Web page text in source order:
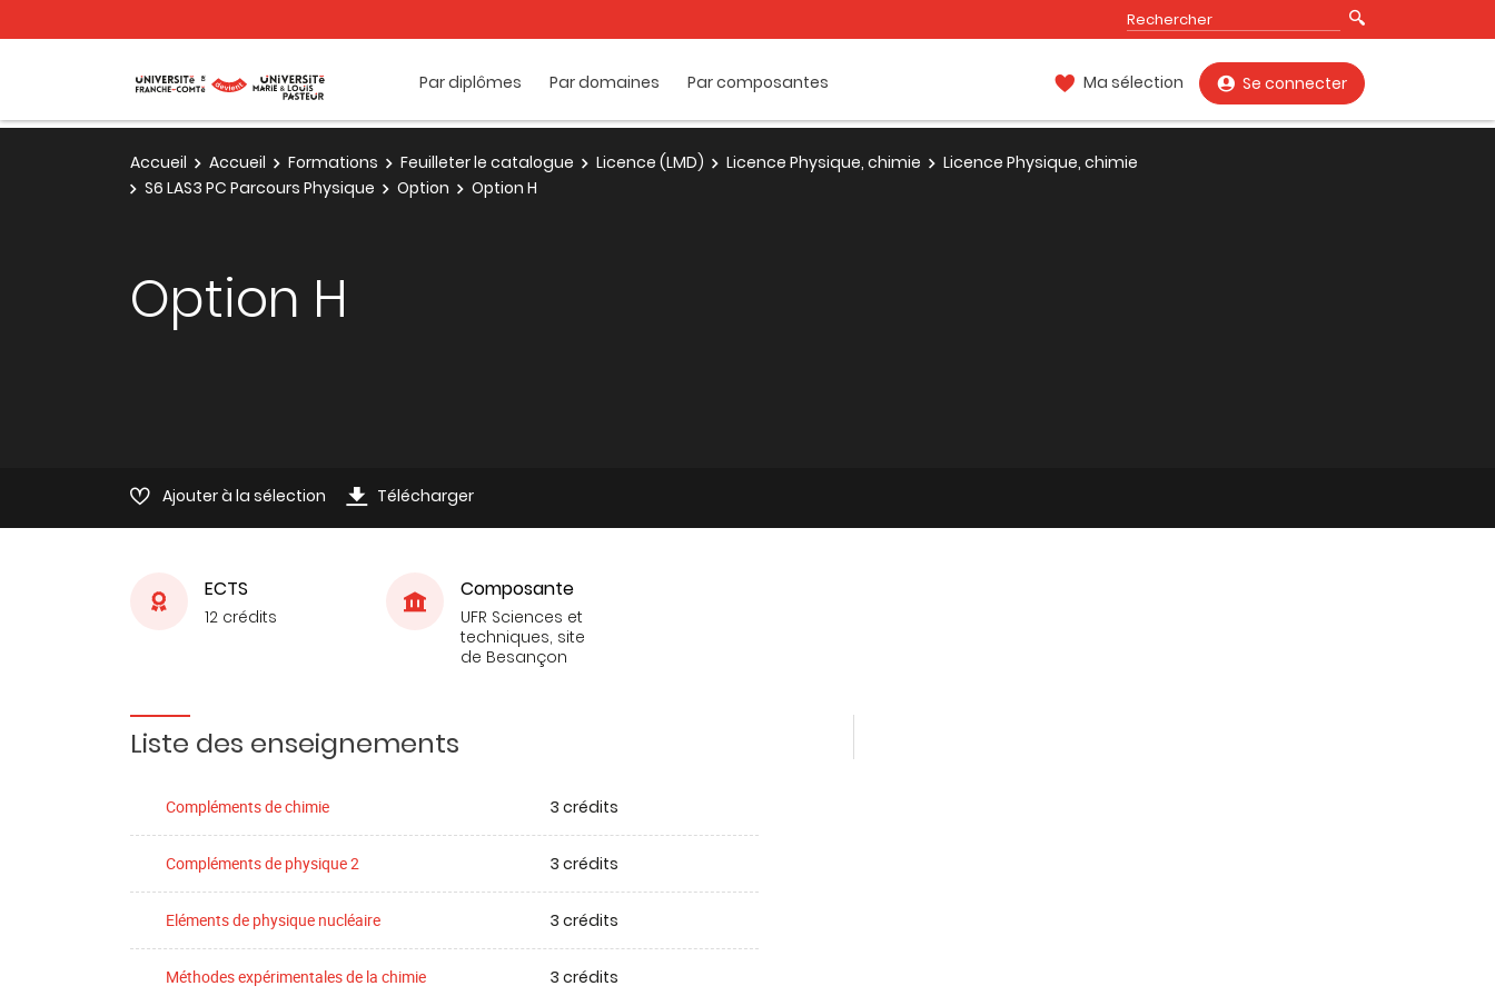
Par diplômes Par domaines Par composantes Ma sélection Se connecter
Accueil Accueil Formations Feuilleter le catalogue Licence (LMD) Licence Physique, chimie
Licence Physique, chimie
S6 LAS3 PC Parcours Physique
Option Option H
Option H
Ajouter à la sélection Télécharger
ECTS
12 crédits
Composante
UFR Sciences et
techniques, site
de Besançon
Liste des enseignements
Compléments de chimie 3 crédits
Compléments de physique 2 3 crédits
Eléments de physique nucléaire 3 crédits
Méthodes expérimentales de la chimie 3 crédits